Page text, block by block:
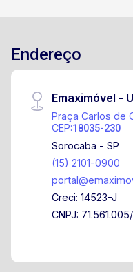
Endereço
Emaximóvel -
Praça Carlos de
CEP:18035-230
Sorocaba - SP
(15) 2101-0900
Creci: 14523-J
CNPJ: